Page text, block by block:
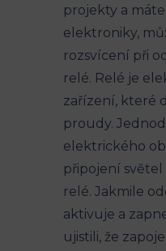
projekty a
elektroniky,
rozsvícení při
relé. Relé je
zařízení, které
proudy.
elektrického
připojení
relé. Jakmile
aktivuje a
ujistili, že